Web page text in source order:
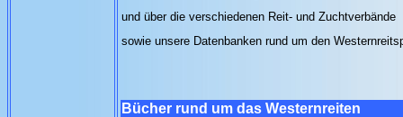
und über die verschiedenen Reit- und Zuchtverbände
sowie unsere Datenbanken rund um den
Bücher rund um das Westernreiten